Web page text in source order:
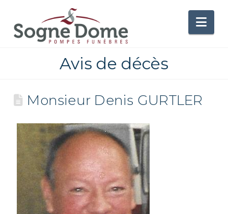
Avis de décès
Monsieur Denis GURTLER